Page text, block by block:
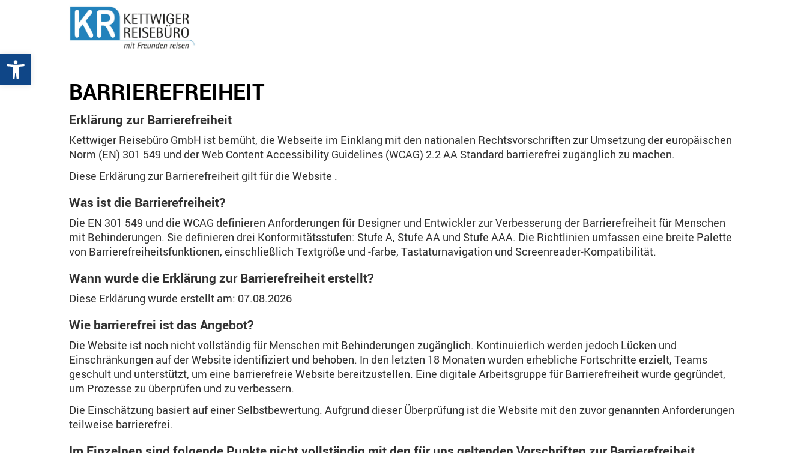
Werkzeugleiste öffnen
BARRIEREFREIHEIT
Erklärung zur Barrierefreiheit
Kettwiger Reisebüro GmbH ist bemüht, die Webseite im Einklang mit den nationalen Rechtsvorschriften zur Umsetzung der europäischen
Norm (EN) 301 549 und der Web Content Accessibility Guidelines (WCAG) 2.2 AA Standard barrierefrei zugänglich zu machen.
Diese Erklärung zur Barrierefreiheit gilt für die Website .
Was ist die Barrierefreiheit?
Die EN 301 549 und die WCAG definieren Anforderungen für Designer und Entwickler zur Verbesserung der Barrierefreiheit für Menschen
mit Behinderungen. Sie definieren drei Konformitätsstufen: Stufe A, Stufe AA und Stufe AAA. Die Richtlinien umfassen eine breite Palette
von Barrierefreiheitsfunktionen, einschließlich Textgröße und -farbe, Tastaturnavigation und Screenreader-Kompatibilität.
Wann wurde die Erklärung zur Barrierefreiheit erstellt?
Diese Erklärung wurde erstellt am: 07.08.2026
Wie barrierefrei ist das Angebot?
Die Website ist noch nicht vollständig für Menschen mit Behinderungen zugänglich. Kontinuierlich werden jedoch Lücken und
Einschränkungen auf der Website identifiziert und behoben. In den letzten 18 Monaten wurden erhebliche Fortschritte erzielt, Teams
geschult und unterstützt, um eine barrierefreie Website bereitzustellen. Eine digitale Arbeitsgruppe für Barrierefreiheit wurde gegründet,
um Prozesse zu überprüfen und zu verbessern.
Die Einschätzung basiert auf einer Selbstbewertung. Aufgrund dieser Überprüfung ist die Website mit den zuvor genannten Anforderungen
teilweise barrierefrei.